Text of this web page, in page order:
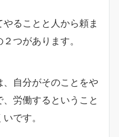
ることと人から頼ま
つがあります。
自分がそのことをや
労働するということ
です。